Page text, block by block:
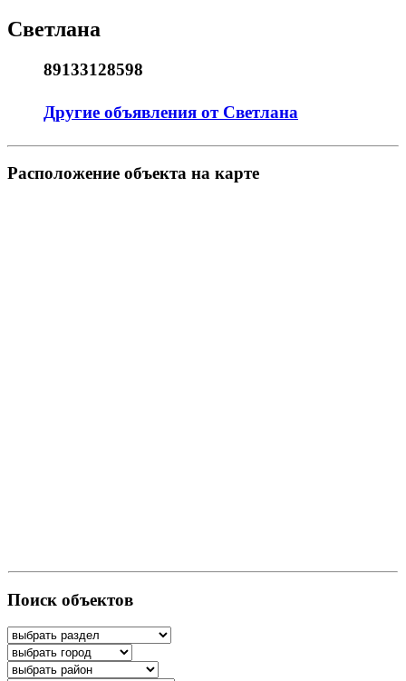
Светлана
89133128598
Другие объявления от Светлана
Pасположение объекта на карте
Поиск объектов